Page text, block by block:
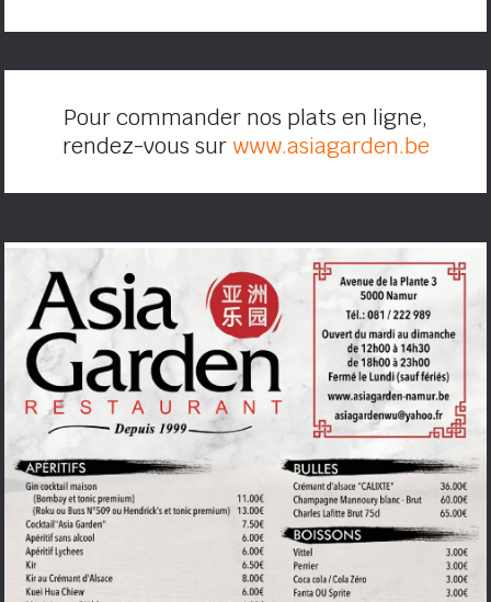
Pour commander nos plats en ligne,
rendez-vous sur www.asiagarden.be